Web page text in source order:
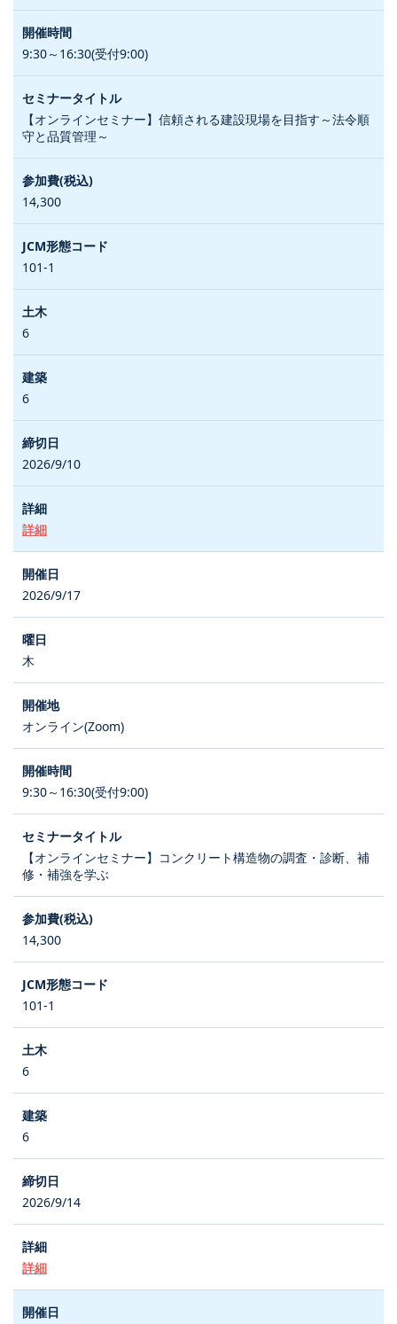
9:30～16:30(受付9:00)
【オンラインセミナー】信頼される建設現場を目指す～法令順
守と品質管理～
14,300
101-1
6
6
2026/9/10
詳細
2026/9/17
木
オンライン(Zoom)
9:30～16:30(受付9:00)
【オンラインセミナー】コンクリート構造物の調査・診断、補
修・補強を学ぶ
14,300
101-1
6
6
2026/9/14
詳細